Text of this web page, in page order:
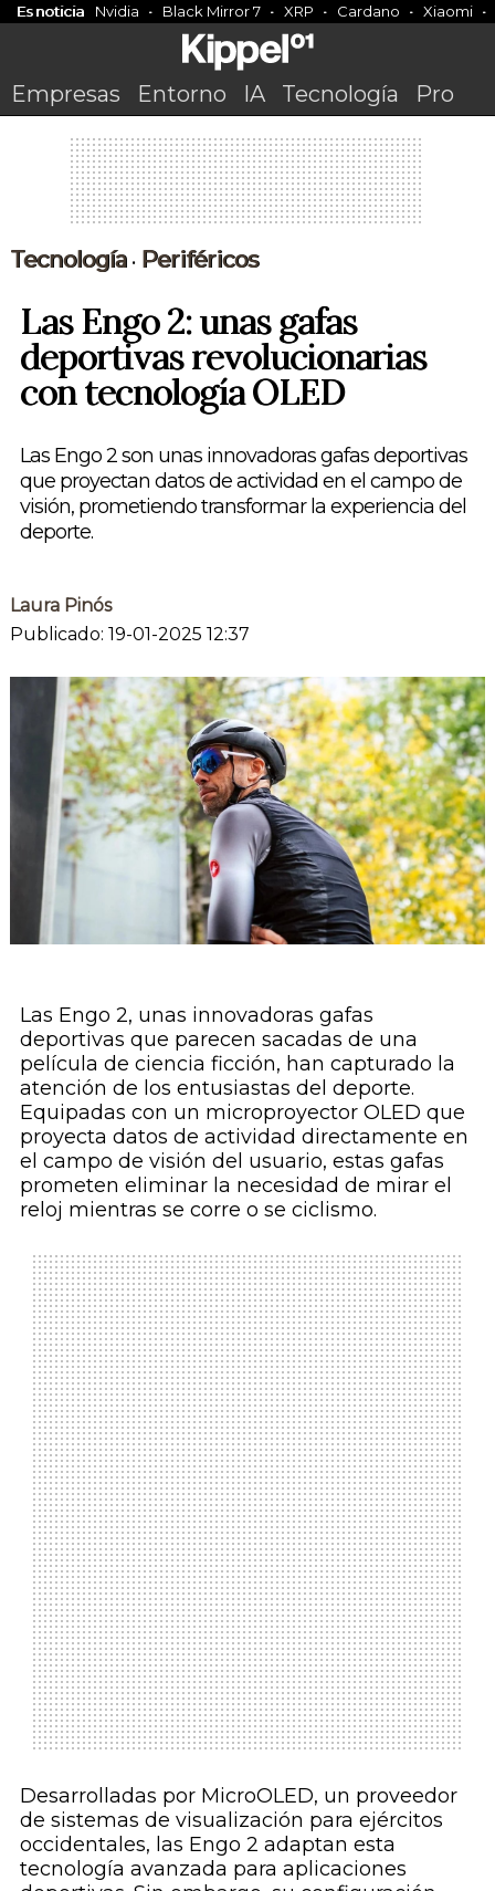
Es noticia Nvidia Black Mirror 7 XRP Cardano Xiaomi
Empresas Entorno IA Tecnología Pro
Tecnología• Periféricos
Las Engo 2: unas gafas
deportivas revolucionarias
con tecnología OLED
Las Engo 2 son unas innovadoras gafas deportivas
que proyectan datos de actividad en el campo de
visión, prometiendo transformar la experiencia del
deporte.
Laura Pinós
Publicado: 19-01-2025 12:37
Las Engo 2, unas innovadoras gafas
deportivas que parecen sacadas de una
película de ciencia ficción, han capturado la
atención de los entusiastas del deporte.
Equipadas con un microproyector OLED que
proyecta datos de actividad directamente en
el campo de visión del usuario, estas gafas
prometen eliminar la necesidad de mirar el
reloj mientras se corre o se ciclismo.
Desarrolladas por MicroOLED, un proveedor
de sistemas de visualización para ejércitos
occidentales, las Engo 2 adaptan esta
tecnología avanzada para aplicaciones